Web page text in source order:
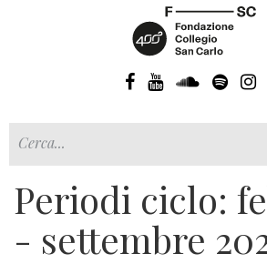
Periodi ciclo:
- settembre